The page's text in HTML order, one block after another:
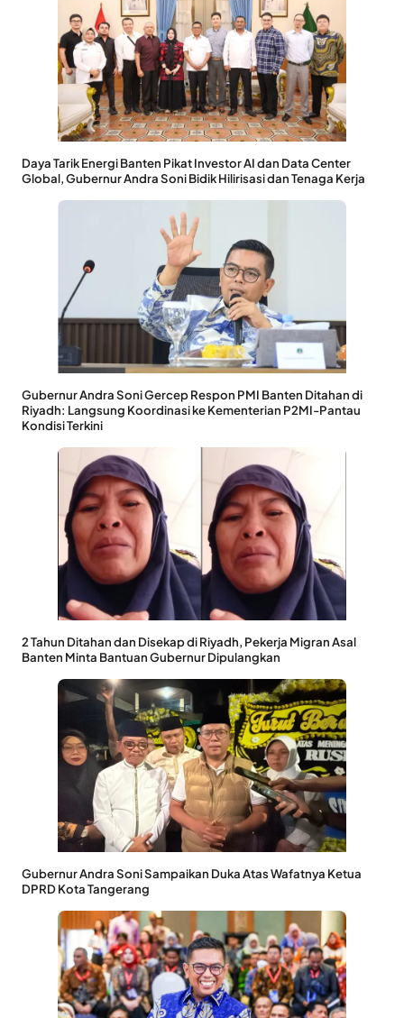
Daya Tarik Energi Banten Pikat Investor AI dan Data Center
Global, Gubernur Andra Soni Bidik Hilirisasi dan Tenaga Kerja
Gubernur Andra Soni Gercep Respon PMI Banten Ditahan di
Riyadh: Langsung Koordinasi ke Kementerian P2MI-Pantau
Kondisi Terkini
2 Tahun Ditahan dan Disekap di Riyadh, Pekerja Migran Asal
Banten Minta Bantuan Gubernur Dipulangkan
Gubernur Andra Soni Sampaikan Duka Atas Wafatnya Ketua
DPRD Kota Tangerang